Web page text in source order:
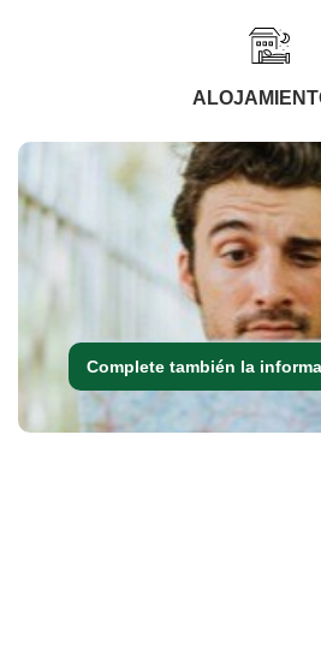
Complete también la